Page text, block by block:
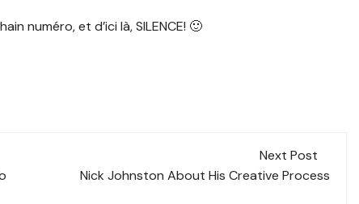
numéro, et d’ici là, SILENCE! 🙂
Next Post
Nick Johnston About His Creative Process